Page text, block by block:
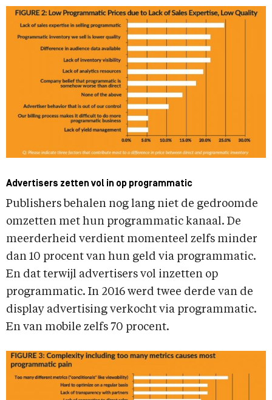
Advertisers zetten vol in op programmatic
Publishers behalen nog lang niet de gedroomde
omzetten met hun programmatic kanaal. De
meerderheid verdient momenteel zelfs minder
dan 10 procent van hun geld via programmatic.
En dat terwijl advertisers vol inzetten op
programmatic. In 2016 werd twee derde van de
display advertising verkocht via programmatic.
En van mobile zelfs 70 procent.